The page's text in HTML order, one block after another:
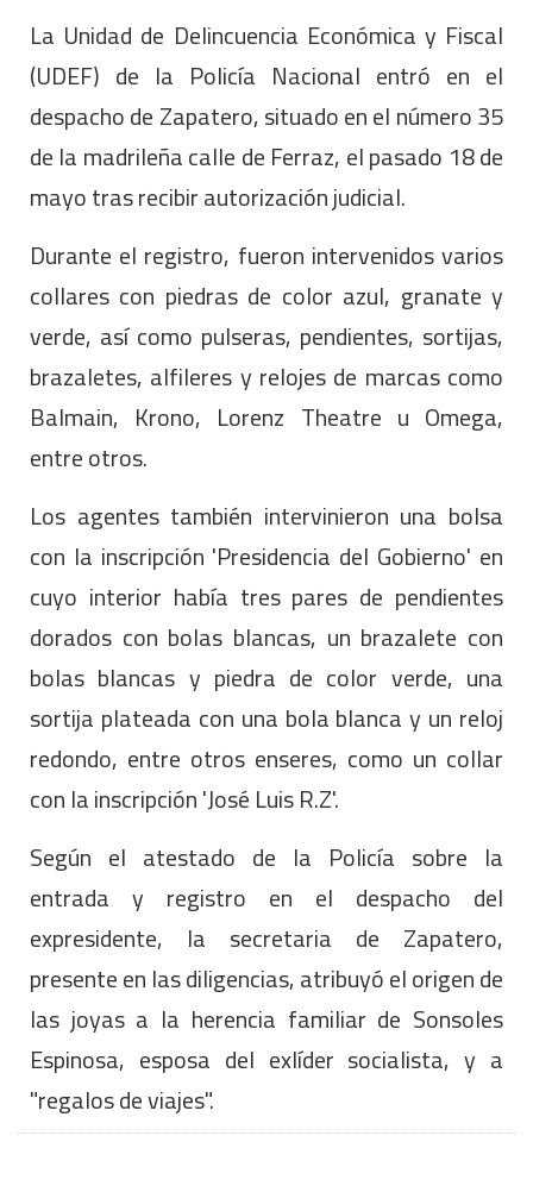
La Unidad de Delincuencia Económica y Fiscal
(UDEF) de la Policía Nacional entró en el
despacho de Zapatero, situado en el número 35
de la madrileña calle de Ferraz, el pasado 18 de
mayo tras recibir autorización judicial.
Durante el registro, fueron intervenidos varios
collares con piedras de color azul, granate y
verde, así como pulseras, pendientes, sortijas,
brazaletes, alfileres y relojes de marcas como
Balmain, Krono, Lorenz Theatre u Omega,
entre otros.
Los agentes también intervinieron una bolsa
con la inscripción 'Presidencia del Gobierno' en
cuyo interior había tres pares de pendientes
dorados con bolas blancas, un brazalete con
bolas blancas y piedra de color verde, una
sortija plateada con una bola blanca y un reloj
redondo, entre otros enseres, como un collar
con la inscripción 'José Luis R.Z'.
Según el atestado de la Policía sobre la
entrada y registro en el despacho del
expresidente, la secretaria de Zapatero,
presente en las diligencias, atribuyó el origen de
las joyas a la herencia familiar de Sonsoles
Espinosa, esposa del exlíder socialista, y a
"regalos de viajes".